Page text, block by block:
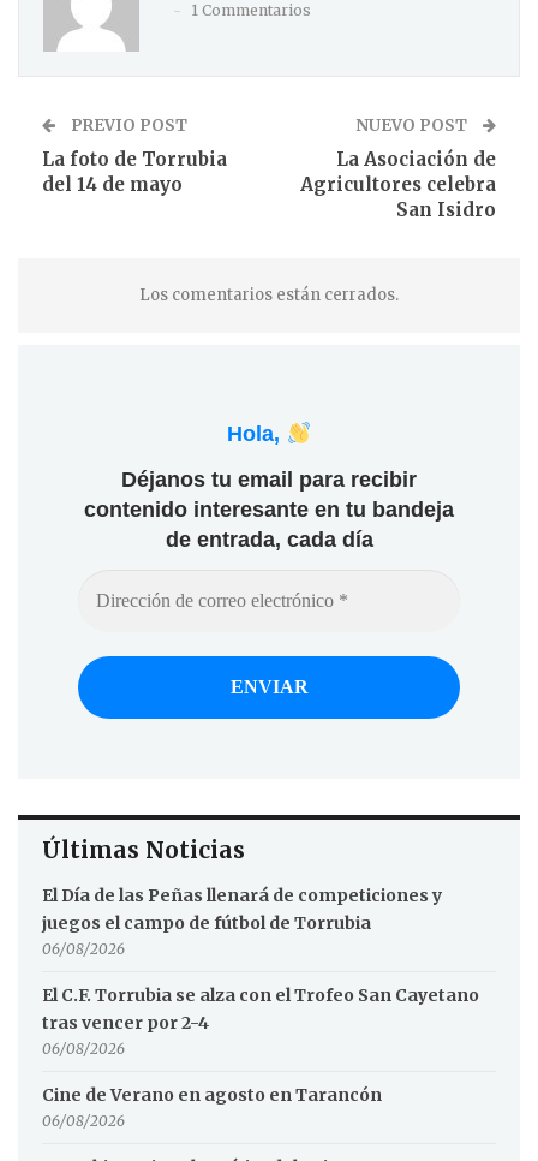
1 Commentarios
PREVIO POST
La foto de Torrubia
del 14 de mayo
NUEVO POST
La Asociación de
Agricultores celebra
San Isidro
Los comentarios están cerrados.
Hola,
Déjanos tu email para recibir
contenido interesante en tu bandeja
de entrada, cada día
Últimas Noticias
El Día de las Peñas llenará de competiciones y
juegos el campo de fútbol de Torrubia
06/08/2026
El C.F. Torrubia se alza con el Trofeo San Cayetano
tras vencer por 2-4
06/08/2026
Cine de Verano en agosto en Tarancón
06/08/2026